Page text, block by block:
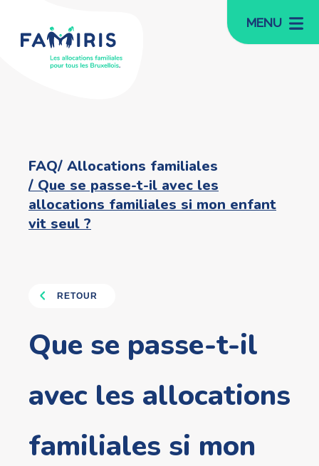
MENU
FAQ Allocations familiales
Que se passe-t-il avec les
allocations familiales si mon enfant
vit seul ?
RETOUR
Que se passe-t-il
avec les allocations
familiales si mon